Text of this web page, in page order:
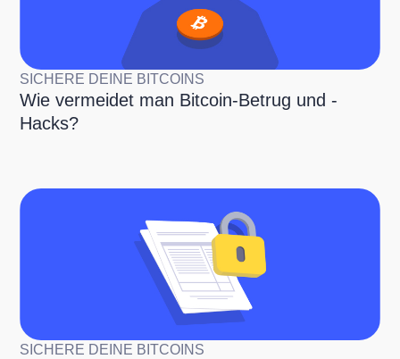
SICHERE DEINE BITCOINS
Wie vermeidet man Bitcoin-Betrug und -
Hacks?
SICHERE DEINE BITCOINS